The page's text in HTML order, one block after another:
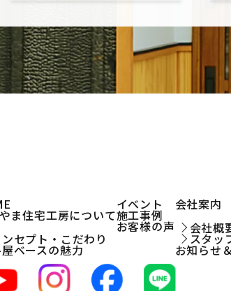
ま住宅工房について
セプト・こだわり
ベースの魅力
イベント
施工事例
お客様の声
会社案内
会社概
スタッ
お知らせ